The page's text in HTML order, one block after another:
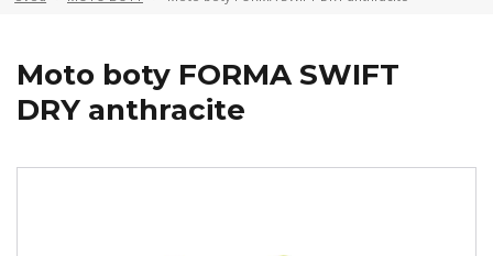
Moto boty FORMA SWIFT
DRY anthracite